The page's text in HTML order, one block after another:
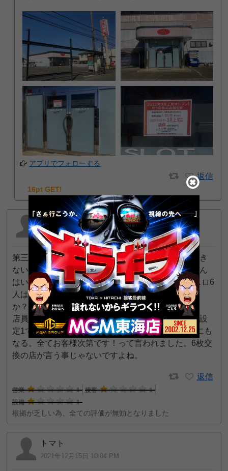
アプリでフォローする
返信
16pt GET!
トマト
2022年1月15日 5:20 PM
第三週目土曜日イベント行ってきました。今告知でき
ないようで内容の発表はありませんでした。お客さん
はいつも以上にたくさんいました。5スロ2人 20スロ6
人はいました。果たしてイベントだったのでしょう
か？笑笑
店員さんにイベントについて聞いてみると、ウチは設
定1でもお客さん次第では出る場合もあるしいい台にも
なる。全てお客様次第です！って言われました。6枚交
換の店が言う事じゃないですよね。
返信
営業 1 接客
1
設備
1
根拠が乏しい為、全ての評価が無効となりました
トマト
2021年12月15日 10:04 PM